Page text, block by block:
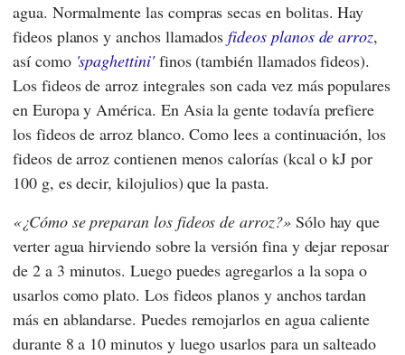
agua. Normalmente las compras secas en bolitas. Hay
fideos planos y anchos llamadosfideos planos de arroz,
así como 'spaghettini'finos (también llamados fideos).
Los fideos de arroz integrales son cada vez más populares
en Europa y América. En Asia la gente todavía prefiere
los fideos de arroz blanco. Como lees a continuación, los
fideos de arroz contienen menos calorías (kcal o kJ por
100 g, es decir, kilojulios) que la pasta.
¿Cómo se preparan los fideos de arroz? Sólo hay que
verter agua hirviendo sobre la versión fina y dejar reposar
de 2 a 3 minutos. Luego puedes agregarlos a la sopa o
usarlos como plato. Los fideos planos y anchos tardan
más en ablandarse. Puedes remojarlos en agua caliente
durante 8 a 10 minutos y luego usarlos para un salteado